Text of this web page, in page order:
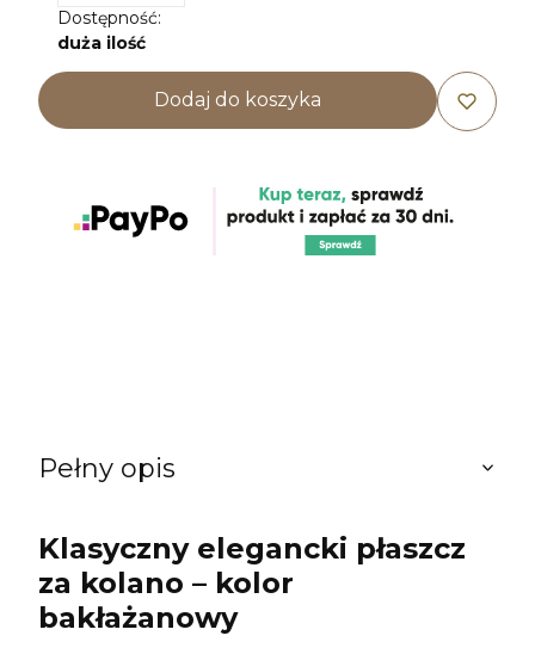
Dostępność:
duża ilość
Dodaj do koszyka
Pełny opis
Klasyczny elegancki płaszcz
za kolano – kolor
bakłażanowy